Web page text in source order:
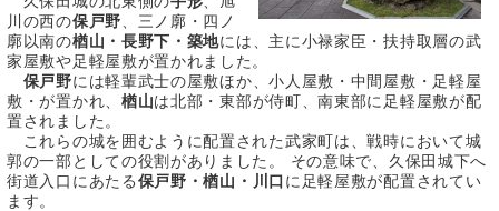
川の西の保戸野 、三ノ廓・四ノ
廓以南の楢山・長野下・築地には、主に小禄家臣・扶持取層の武
家屋敷や足軽屋敷が置かれました。
保戸野には軽輩武士の屋敷ほか、小人屋敷・中間屋敷・足軽屋
敷・が置かれ、 楢山は北部・東部が侍町、南東部に足軽屋敷が配
置されました。
これらの城を囲むように配置された武家町は、戦時において城
郭の一部としての役割がありました。 その意味で、久保田城下へ
街道入口にあたる保戸野・楢山・川口 に足軽屋敷が配置されてい
ます。